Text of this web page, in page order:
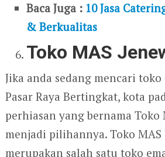
Baca Juga : 10 Jasa
& Berkualitas
Toko MAS
Jika anda sedang mencari
Pasar Raya Bertingkat, kota
perhiasan yang bernama Toko
menjadi pilihannya. Toko MAS
merupakan salah satu toko